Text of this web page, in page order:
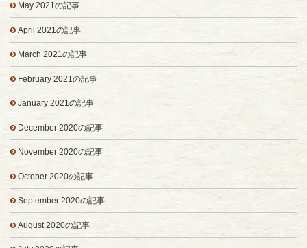
May 2021の記事
April 2021の記事
March 2021の記事
February 2021の記事
January 2021の記事
December 2020の記事
November 2020の記事
October 2020の記事
September 2020の記事
August 2020の記事